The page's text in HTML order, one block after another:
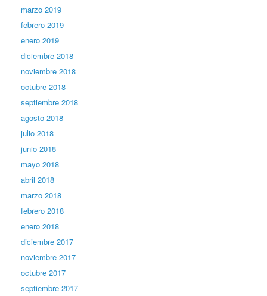
marzo 2019
febrero 2019
enero 2019
diciembre 2018
noviembre 2018
octubre 2018
septiembre 2018
agosto 2018
julio 2018
junio 2018
mayo 2018
abril 2018
marzo 2018
febrero 2018
enero 2018
diciembre 2017
noviembre 2017
octubre 2017
septiembre 2017